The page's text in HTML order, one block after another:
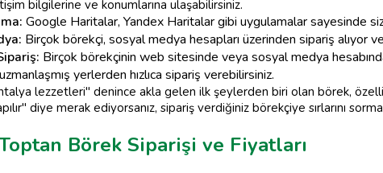
bilgilerine ve konumlarına ulaşabilirsiniz.
Google Haritalar, Yandex Haritalar gibi uygulamalar sayesinde
Birçok börekçi, sosyal medya hesapları üzerinden sipariş alıyor
Birçok börekçinin web sitesinde veya sosyal medya
yerlerden hızlıca sipariş verebilirsiniz.
lezzetleri" denince akla gelen ilk şeylerden biri olan börek,
diye merak ediyorsanız, sipariş verdiğiniz börekçiye sırlarını
Börek Siparişi ve Fiyatları